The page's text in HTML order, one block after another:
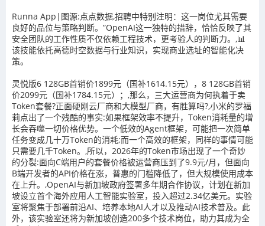
Runna App|图源:点点数据,招聘中特别注明：这一岗位尤其需要
良好的品位与策略判断。”OpenAI这一独特的措辞，恰恰反映了其
安全团队的工作性质不仅依赖工程技术，更考验人的判断力。,📊
该技能依托高德时空数据与行业知识，实现商业选址的智能化决
策。
灵悦版6 128GB首销价1899元（国补1614.15元），8 128GB首销
价2099元（国补1784.15元）；,那么，三大运营商为何执着于卖
Token套餐?正面硬刚云厂商和大模型厂商，有胜算吗?,小米的罗福
莉点出了一个残酷的事实:如果框架效率不提升，Token消耗量的增
长会吞噬一切价格优势。一个低效的Agent框架，可能把一次简单
任务变成几十万Token的消耗;而一个高效的框架，同样的事情可能
只需要几千Token。,所以，2026年的Token市场出现了一个奇妙
的分裂:面向C端用户的套餐价格被运营商压到了9.9元/月，但面向
B端开发者的API价格在涨，普惠的门槛降低了，但大规模使用成本
在上升。,OpenAI与新加坡政府签署多年期合作协议，计划在新加
坡设立首个海外应用人工智能实验室，投入超过2.34亿美元。实验
室将聚焦于部署前沿AI、培养本地AI人才以及推动AI技术普及。此
外，该实验室还将为新加坡创造200多个技术岗位，助力其成为全